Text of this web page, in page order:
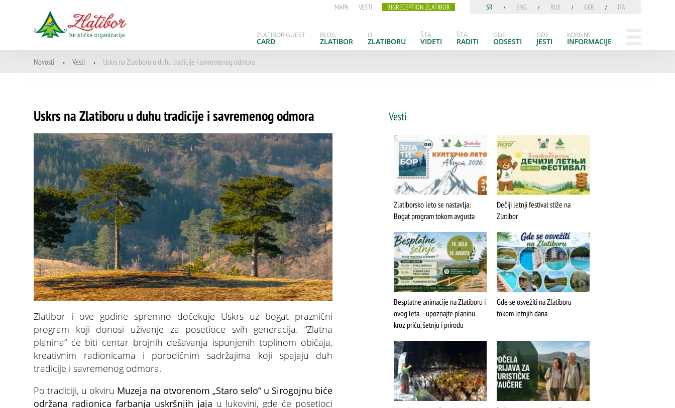
MAPA VESTI BIGRECEPTION ZLATIBOR SR ENG RUS GER ITA
ZLATIBOR GUEST
CARD
BLOG
ZLATIBOR
O
ZLATIBORU
ŠTA
VIDETI
ŠTA
RADITI
GDE
ODSESTI
GDE
JESTI
KORISNE
INFORMACIJE
Novosti > Vesti > Uskrs na Zlatiboru u duhu tradicije i savremenog odmora
Uskrs na Zlatiboru u duhu tradicije i savremenog odmora
Zlatibor i ove godine spremno dočekuje Uskrs uz bogat praznični
program koji donosi uživanje za posetioce svih generacija. “Zlatna
planina” će biti centar brojnih dešavanja ispunjenih toplinom običaja,
kreativnim radionicama i porodičnim sadržajima koji spajaju duh
tradicije i savremenog odmora.
Po tradiciji, u okviru Muzeja na otvorenom „Staro selo“ u Sirogojnu biće
održana radionica farbanja uskršnjih jaja u lukovini, gde će posetioci
Vesti
Zlatiborsko leto se nastavlja:
Bogat program tokom avgusta
Dečiji letnji festival stiže na
Zlatibor
Besplatne animacije na Zlatiboru i
ovog leta – upoznajte planinu
kroz priču, šetnju i prirodu
Gde se osvežiti na Zlatiboru
tokom letnjih dana
VIDETI
Multimedijalna fontana